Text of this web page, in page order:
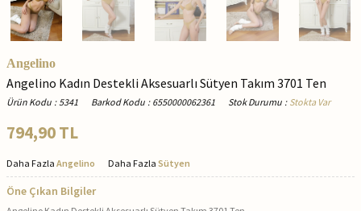
Angelino
Angelino Kadın Destekli Aksesuarlı Sütyen Takım 3701 Ten
Ürün Kodu : 5341 Barkod Kodu : 6550000062361 Stok Durumu : Stokta Var
794,90TL
Daha Fazla Angelino Daha Fazla Sütyen
Öne Çıkan Bilgiler